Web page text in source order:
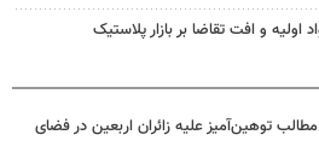
اولیه و افت تقاضا بر بازار پلاستیک
توهین‌آمیز علیه زائران اربعین در فضای